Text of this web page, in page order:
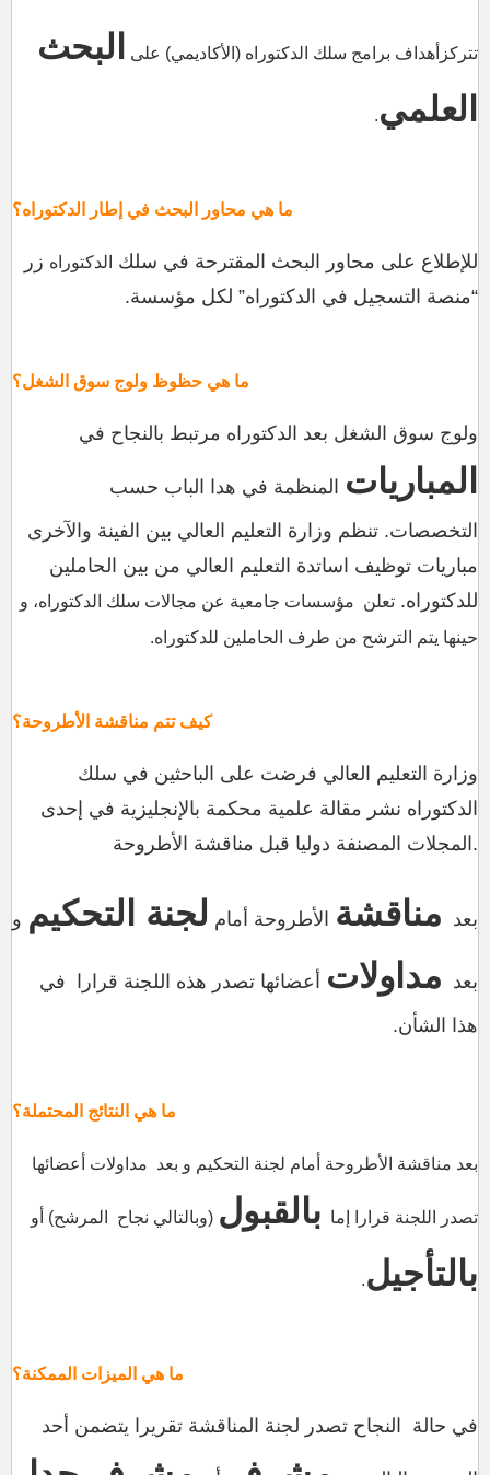
تتركزأهداف برامج سلك الدكتوراه (الأكاديمي) على
البحث
العلمي.
ما هي محاور البحث في إطار الدكتوراه؟
للإطلاع على محاور البحث المقترحة في سلك الدكتوراه زر
“منصة التسجيل في الدكتوراه” لكل مؤسسة.
ما هي حظوظ ولوج سوق الشغل؟
ولوج سوق الشغل بعد الدكتوراه مرتبط بالنجاح في
المباريات المنظمة في هدا الباب حسب
التخصصات. تنظم وزارة التعليم العالي بين الفينة والآخرى
مباريات توظيف اساتدة التعليم العالي من بين الحاملين
للدكتوراه. تعلن مؤسسات جامعية عن مجالات سلك الدكتوراه، و
حينها يتم الترشح من طرف الحاملين للدكتوراه.
كيف تتم مناقشة الأطروحة؟
وزارة التعليم العالي فرضت على الباحثين في سلك
الدكتوراه نشر مقالة علمية محكمة بالإنجليزية في إحدى
المجلات المصنفة دوليا قبل مناقشة الأطروحة.
بعد مناقشة الأطروحة أمام لجنة التحكيم و
بعد مداولات أعضائها تصدر هذه اللجنة قرارا في
هذا الشأن.
ما هي النتائج المحتملة؟
بعد مناقشة الأطروحة أمام لجنة التحكيم و بعد مداولات أعضائها
تصدر اللجنة قرارا إما بالقبول (وبالتالي نجاح المرشح) أو
بالتأجيل.
ما هي الميزات الممكنة؟
في حالة النجاح تصدر لجنة المناقشة تقريرا يتضمن أحد